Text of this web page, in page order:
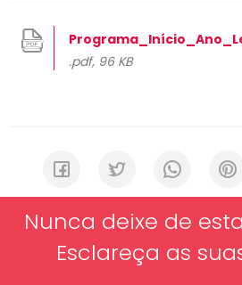
.pdf, 96 KB
Nunca deixe de
Esclareça as